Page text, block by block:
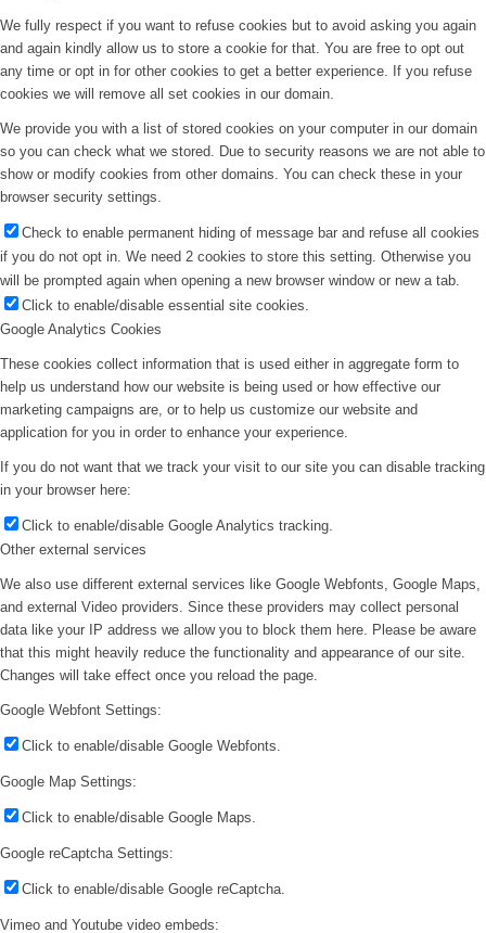
We fully respect if you want to refuse cookies but to avoid asking you again
and again kindly allow us to store a cookie for that. You are free to opt out
any time or opt in for other cookies to get a better experience. If you refuse
cookies we will remove all set cookies in our domain.
We provide you with a list of stored cookies on your computer in our domain
so you can check what we stored. Due to security reasons we are not able to
show or modify cookies from other domains. You can check these in your
browser security settings.
Check to enable permanent hiding of message bar and refuse all cookies
if you do not opt in. We need 2 cookies to store this setting. Otherwise you
will be prompted again when opening a new browser window or new a tab.
Click to enable/disable essential site cookies.
Google Analytics Cookies
These cookies collect information that is used either in aggregate form to
help us understand how our website is being used or how effective our
marketing campaigns are, or to help us customize our website and
application for you in order to enhance your experience.
If you do not want that we track your visit to our site you can disable tracking
in your browser here:
Click to enable/disable Google Analytics tracking.
Other external services
We also use different external services like Google Webfonts, Google Maps,
and external Video providers. Since these providers may collect personal
data like your IP address we allow you to block them here. Please be aware
that this might heavily reduce the functionality and appearance of our site.
Changes will take effect once you reload the page.
Google Webfont Settings:
Click to enable/disable Google Webfonts.
Google Map Settings:
Click to enable/disable Google Maps.
Google reCaptcha Settings:
Click to enable/disable Google reCaptcha.
Vimeo and Youtube video embeds: